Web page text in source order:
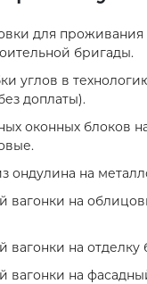
для проживания
бригады.
углов в
доплаты).
оконных блоков
ондулина на
вагонки на
вагонки на отделку
вагонки на